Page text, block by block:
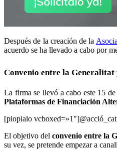
Después de la creación de la
acuerdo se ha llevado a cabo por
Convenio entre la
La firma se llevó a cabo este 15
Plataformas de Financiación
[piopialo
El objetivo delconvenio entre la
su vez, se pretende empezar a